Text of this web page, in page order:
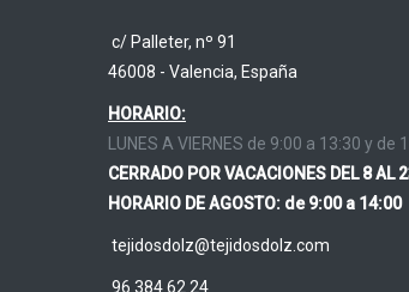
c/ Palleter, nº 91
46008 - Valencia, España
HORARIO:
LUNES A VIERNES de 9:00 a 13:30 y de
CERRADO POR VACACIONES DEL 8 AL
HORARIO DE AGOSTO: de 9:00 a 14:00
tejidosdolz@tejidosdolz.com
96 384 62 24